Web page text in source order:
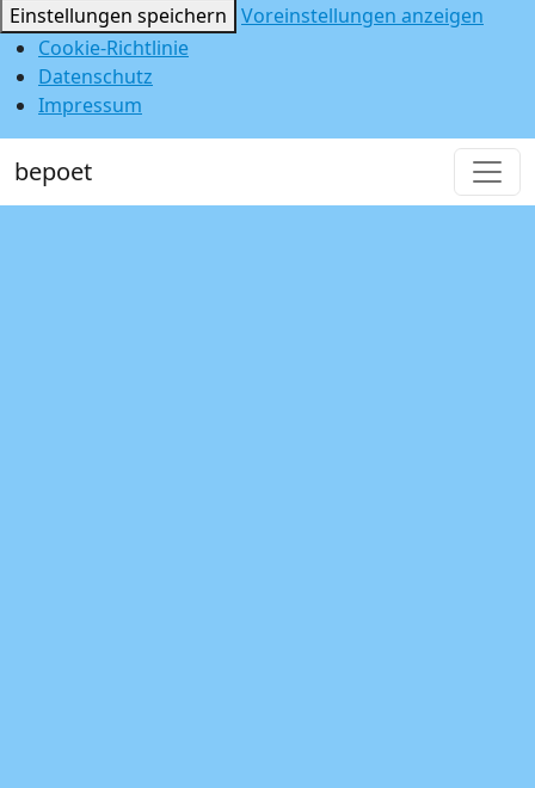
Einstellungen speichern Voreinstellungen anzeigen
Cookie-Richtlinie
Datenschutz
Impressum
bepoet